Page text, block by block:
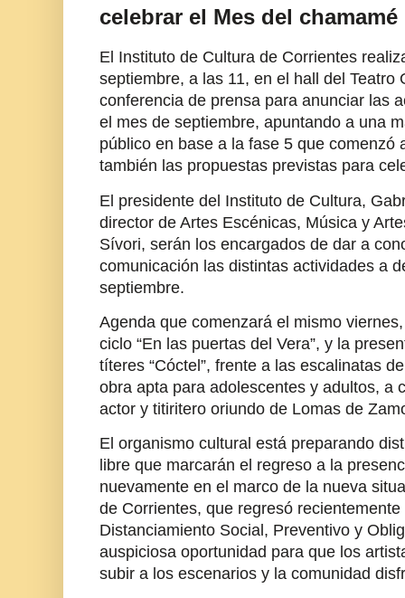
celebrar el Mes del chamamé
El Instituto de Cultura de Corrientes
septiembre, a las 11, en el hall del Teatro
conferencia de prensa para anunciar las
el mes de septiembre, apuntando a una
público en base a la fase 5 que comenzó
también las propuestas previstas para
El presidente del Instituto de Cultura,
director de Artes Escénicas, Música y
Sívori, serán los encargados de dar a
comunicación las distintas actividades a
septiembre.
Agenda que comenzará el mismo
ciclo “En las puertas del Vera”, y la
títeres “Cóctel”, frente a las escalinatas
obra apta para adolescentes y adultos, a
actor y titiritero oriundo de Lomas de
El organismo cultural está preparando
libre que marcarán el regreso a la
nuevamente en el marco de la nueva
de Corrientes, que regresó
Distanciamiento Social, Preventivo y
auspiciosa oportunidad para que los
subir a los escenarios y la comunidad